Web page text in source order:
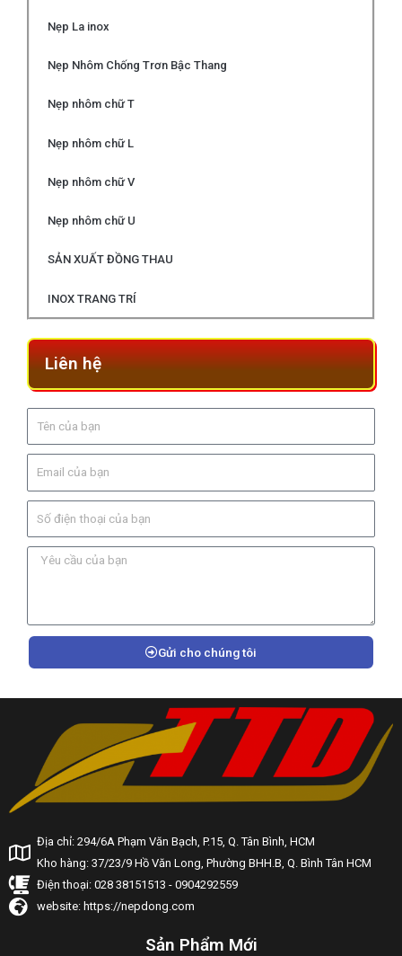
Nẹp La inox
Nẹp Nhôm Chống Trơn Bậc Thang
Nẹp nhôm chữ T
Nẹp nhôm chữ L
Nẹp nhôm chữ V
Nẹp nhôm chữ U
SẢN XUẤT ĐỒNG THAU
INOX TRANG TRÍ
Liên hệ
Gửi cho chúng tôi
Địa chỉ: 294/6A Phạm Văn Bạch, P.15, Q. Tân Bình, HCM
Kho hàng: 37/23/9 Hồ Văn Long, Phường BHH.B, Q. Bình Tân HCM
Điện thoại: 028 38151513 - 0904292559
website: https://nepdong.com
Sản Phẩm Mới